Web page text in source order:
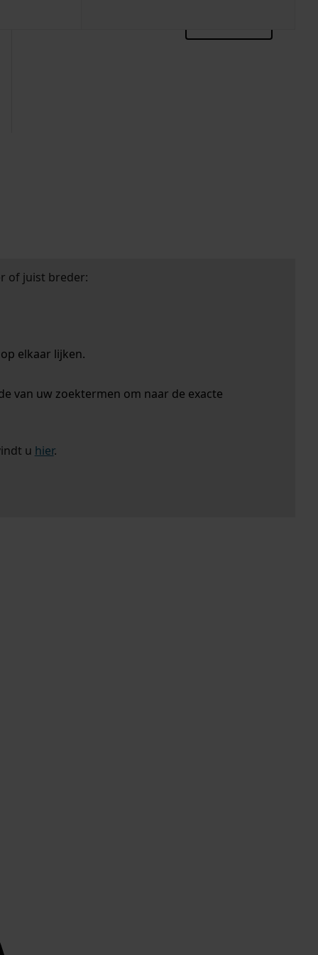
of juist breder:
elkaar lijken.
van uw zoektermen om naar de exacte
u hier.